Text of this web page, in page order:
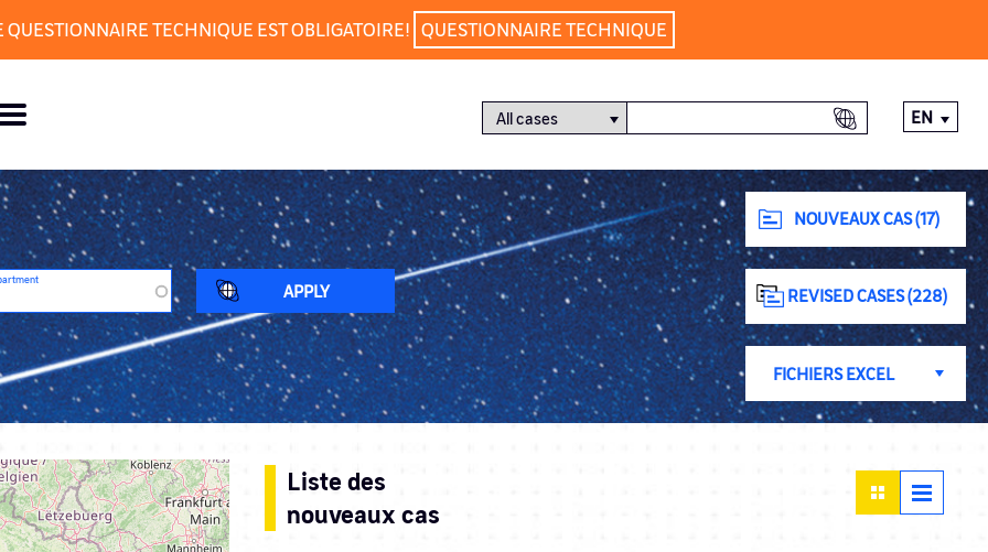
TECHNIQUE EST OBLIGATOIRE! QUESTIONNAIRE TECHNIQUE
EN
NOUVEAUX CAS (17)
REVISED CASES (228)
Liste des
nouveaux cas